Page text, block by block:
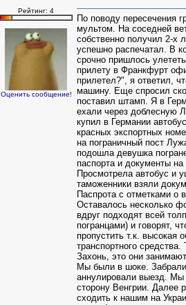
Рейтинг: 4
Оценить сообщение!
По поводу пересечения
мультом. На соседней
собственно получил 2-х
успешно распечатал. В
срочно пришлось
прилету в Франкфурт
прилетел?", я ответил,
машину. Еще спросил
поставил штамп. Я в
ехали через доблесную
купил в Германии
красных экспортных
на пограничный пост
подошла девушка
паспорта и документы
Просмотрела автобус и
таможенники взяли
Паспрота с отметками о
Оставалось несколько
вдруг подходят всей
погранцами) и говорят,
пропустить т.к. высокая
транспортного средства.
Захонь, это они
Мы были в шоке.
аннулировали выезд. Мы
сторону Венгрии. Далее
сходить к нашим на